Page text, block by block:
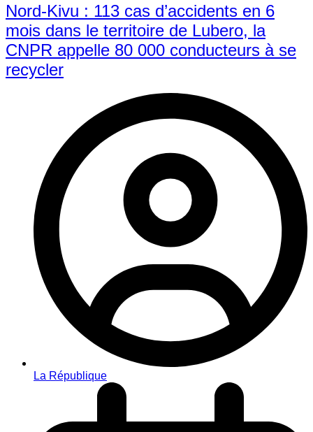
Nord-Kivu : 113 cas d’accidents en 6
mois dans le territoire de Lubero, la
CNPR appelle 80 000 conducteurs à se
recycler
La République